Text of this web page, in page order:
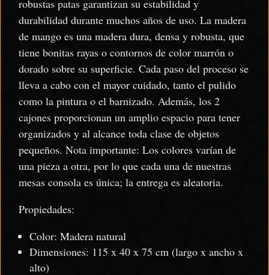
robustas patas garantizan su estabilidad y
durabilidad durante muchos años de uso. La madera
de mango es una madera dura, densa y robusta, que
tiene bonitas rayas o contornos de color marrón o
dorado sobre su superficie. Cada paso del proceso se
lleva a cabo con el mayor cuidado, tanto el pulido
como la pintura o el barnizado. Además, los 2
cajones proporcionan un amplio espacio para tener
organizados y al alcance toda clase de objetos
pequeños. Nota importante: Los colores varían de
una pieza a otra, por lo que cada una de nuestras
mesas consola es única; la entrega es aleatoria.
Propiedades:
Color: Madera natural
Dimensiones: 115 x 40 x 75 cm (largo x ancho x
alto)